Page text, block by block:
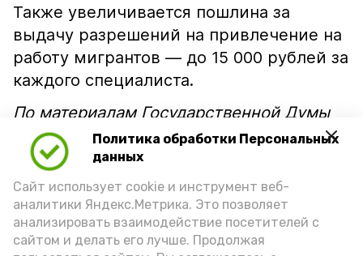
Политика обработки Персональных
данных
Сайт использует cookie и инструмент веб-
аналитики Яндекс.Метрика. Это позволяет
анализировать взаимодействие посетителей с
сайтом и делать его лучше. Продолжая
Также увеличивается пошлина за
выдачу разрешений на привлечение на
работу мигрантов — до 15 000 рублей за
каждого специалиста.
По материалам Государственной Думы
РФ
Подпишись!